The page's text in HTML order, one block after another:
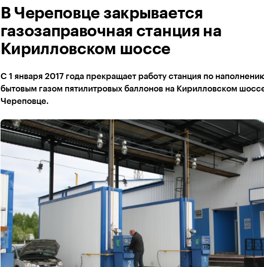
В Череповце закрывается
газозаправочная станция на
Кирилловском шоссе
С 1 января 2017 года прекращает работу станция по
бытовым газом пятилитровых баллонов на Кирилловском
Череповце.